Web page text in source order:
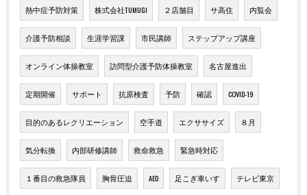
熱中症予防対策 株式会社TUMUGI ２店舗目 サ高住 内覧会
介護予防相談 生涯学習課 市民講師 ステップアップ講座
オンライン体操教室 訪問型介護予防体操教室 名古屋進出
定期開催 サポート 抗原検査 予防 確認 COVID-19
目的のあるレクリエーション 空手道 エクササイズ ８月
気分転換 内部研修講師 救命救急 緊急時対応
１番目の救急隊員 胸骨圧迫 AED 足こぎ車いす テレビ東京